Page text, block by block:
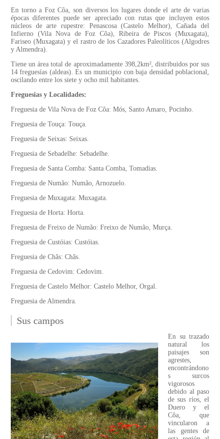
En torno a Foz Côa, son diversos los lugares donde el arte de varias
épocas diferentes puede ser apreciado con rutas que incluyen estos
núcleos de arte rupestre: Penascosa (Castelo Melhor), Cañada del
Infierno (Vila Nova de Foz Côa), Ribeira de Piscos (Muxagata),
Fariseo (Muxagata) y el rastro de los Cazadores Paleolíticos (Algodres
y Almendra).
Tiene un área total de aproximadamente 398,2km², distribuidos por sus
14 freguesías (aldeas). Es un municipio con baja densidad poblacional,
oscilando entre los siete y ocho mil habitantes.
Freguesias y Localidades:
Freguesia de Vila Nova de Foz Côa: Mós, Santo Amaro, Pocinho.
Freguesia de Touça: Touça.
Freguesia de Seixas: Seixas.
Freguesia de Sebadelhe: Sebadelhe.
Freguesia de Santa Comba: Santa Comba, Tomadias.
Freguesia de Numão: Numão, Arnozuelo.
Freguesia de Muxagata: Muxagata.
Freguesia de Horta: Horta.
Freguesia de Freixo de Numão: Freixo de Numão, Murça.
Freguesia de Custóias: Custóias.
Freguesia de Chãs: Chãs.
Freguesia de Cedovim: Cedovim.
Freguesia de Castelo Melhor: Castelo Melhor, Orgal.
Freguesia de Almendra.
Sus campos
En su trazado
natural los
paisajes son
agrestes,
encontrándono
s surcos
vigorosos
debido al paso
de sus ríos, el
Duero y el
Côa, que
vincularon a
las gentes de